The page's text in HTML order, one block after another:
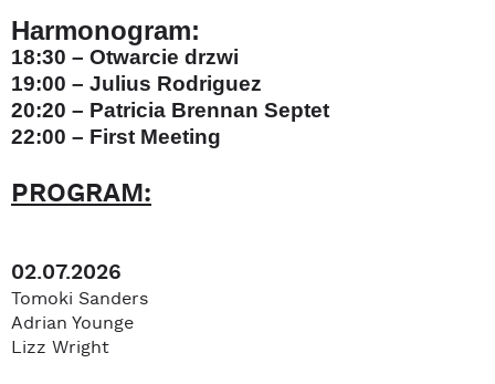
Harmonogram:
18:30 – Otwarcie drzwi
19:00 – Julius Rodriguez
20:20 – Patricia Brennan Septet
22:00 – First Meeting
PROGRAM:
02.07.2026
Tomoki Sanders
Adrian Younge
Lizz Wright